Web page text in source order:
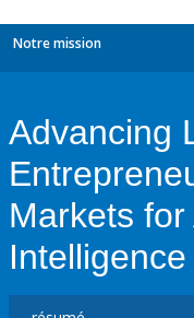
Notre mission
Advancing
Markets for
Intelligence